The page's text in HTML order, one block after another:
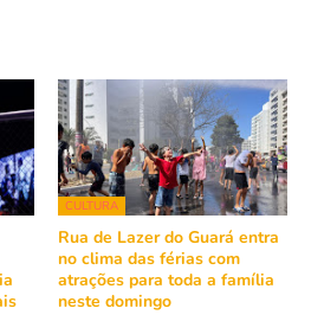
CULTURA
Rua de Lazer do Guará entra
no clima das férias com
atrações para toda a família
neste domingo